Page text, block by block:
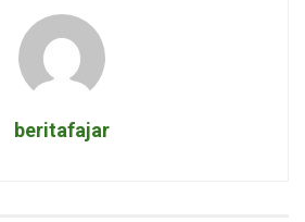
beritafajar